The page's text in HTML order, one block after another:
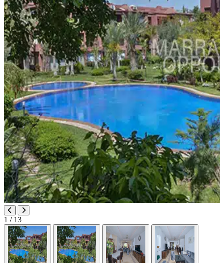
1 / 13